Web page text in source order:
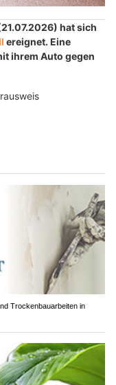
hat sich
ereignet. Eine
ihrem Auto gegen
Trockenbauarbeiten in